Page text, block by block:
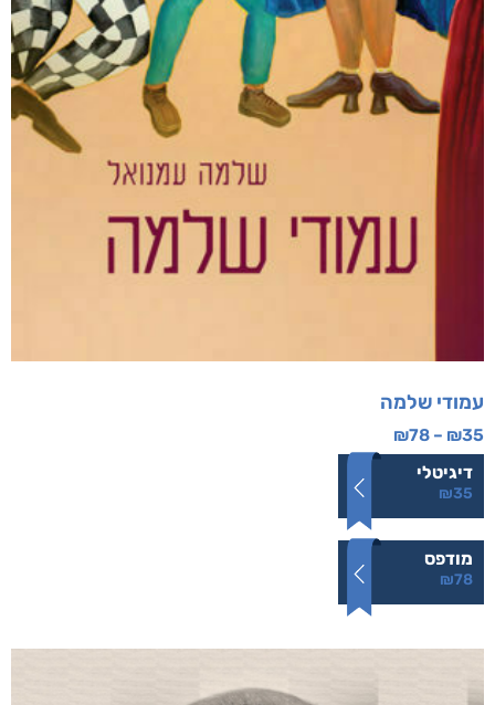
עמודי שלמה
₪35
–
₪78
דיגיטלי
₪35
מודפס
₪78